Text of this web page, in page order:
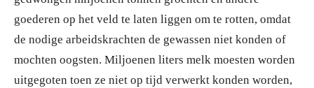
goederen op het veld te laten liggen om te rotten, omdat
de nodige arbeidskrachten de gewassen niet konden of
mochten oogsten. Miljoenen liters melk moesten worden
uitgegoten toen ze niet op tijd verwerkt konden worden,